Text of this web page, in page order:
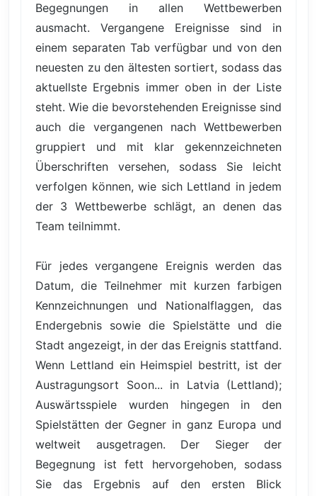
Begegnungen in allen Wettbewerben
ausmacht. Vergangene Ereignisse sind in
einem separaten Tab verfügbar und von den
neuesten zu den ältesten sortiert, sodass das
aktuellste Ergebnis immer oben in der Liste
steht. Wie die bevorstehenden Ereignisse sind
auch die vergangenen nach Wettbewerben
gruppiert und mit klar gekennzeichneten
Überschriften versehen, sodass Sie leicht
verfolgen können, wie sich Lettland in jedem
der 3 Wettbewerbe schlägt, an denen das
Team teilnimmt.
Für jedes vergangene Ereignis werden das
Datum, die Teilnehmer mit kurzen farbigen
Kennzeichnungen und Nationalflaggen, das
Endergebnis sowie die Spielstätte und die
Stadt angezeigt, in der das Ereignis stattfand.
Wenn Lettland ein Heimspiel bestritt, ist der
Austragungsort Soon... in Latvia (Lettland);
Auswärtsspiele wurden hingegen in den
Spielstätten der Gegner in ganz Europa und
weltweit ausgetragen. Der Sieger der
Begegnung ist fett hervorgehoben, sodass
Sie das Ergebnis auf den ersten Blick